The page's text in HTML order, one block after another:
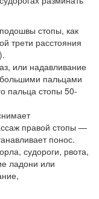
стопы, как
трети расстояния
или надавливание
пальцами
пальца стопы 50-
правой стопы —
понос.
судороги, рвота,
ладони или